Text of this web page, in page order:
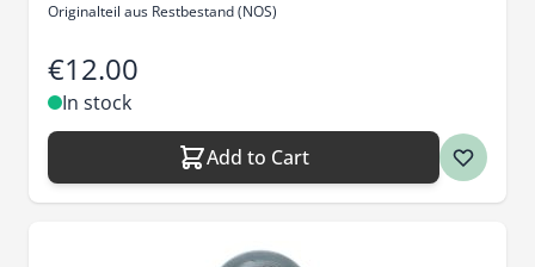
Originalteil aus Restbestand (NOS)
€12.00
In stock
Add to Cart